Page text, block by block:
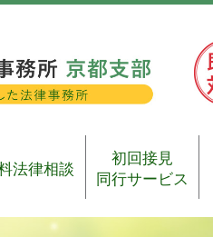
法律相談
初回接見
同行サービス